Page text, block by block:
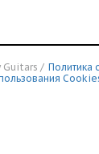
Guitars / Политика